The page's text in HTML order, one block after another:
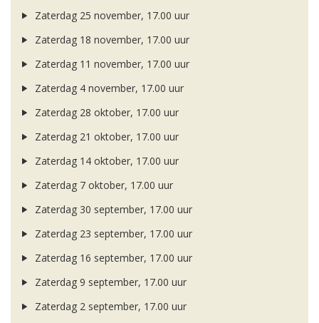
Zaterdag 25 november, 17.00 uur
Zaterdag 18 november, 17.00 uur
Zaterdag 11 november, 17.00 uur
Zaterdag 4 november, 17.00 uur
Zaterdag 28 oktober, 17.00 uur
Zaterdag 21 oktober, 17.00 uur
Zaterdag 14 oktober, 17.00 uur
Zaterdag 7 oktober, 17.00 uur
Zaterdag 30 september, 17.00 uur
Zaterdag 23 september, 17.00 uur
Zaterdag 16 september, 17.00 uur
Zaterdag 9 september, 17.00 uur
Zaterdag 2 september, 17.00 uur